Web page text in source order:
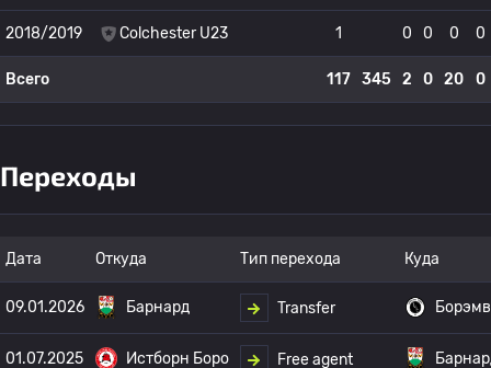
2018/2019 Colchester U23 1 0 0 0 0
Всего 117 345 2 0 20 0
Переходы
Дата Откуда Тип перехода Куда
09.01.2026 Барнард Transfer
01.07.2025 Истборн Боро Free agent